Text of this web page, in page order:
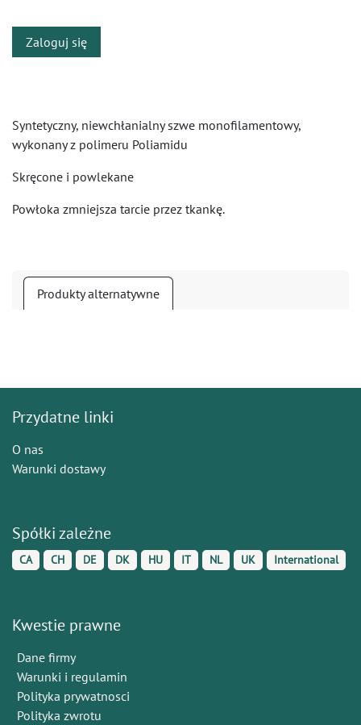
Zaloguj się
Syntetyczny, niewchłanialny szwe monofilamentowy,
wykonany z polimeru Poliamidu
Skręcone i powlekane
Powłoka zmniejsza tarcie przez tkankę.
Produkty alternatywne
Przydatne linki
O nas
Warunki dostawy
Spółki zależne
CA CH DE DK HU IT NL UK International
Kwestie prawne
Dane firmy
Warunki i regulamin
Polityka prywatnosci
Polityka zwrotu